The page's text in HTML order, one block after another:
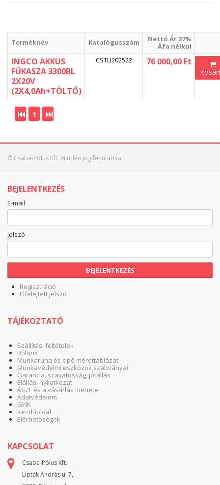
Terméknév Katalógusszám
Nettó Ár 27%
Áfa nélkül
INGCO AKKUS
FŰKASZA 3300BL
2X20V
(2X4,0Ah+TÖLTŐ)
CSTLI202522 76 000,00 Ft
1
© Csaba-Pólus Kft. Minden jog fenntartva
BEJELENTKEZÉS
E-mail
Jelszó
BEJELENTKEZÉS
Regisztráció
Elfelejtett jelszó
TÁJÉKOZTATÓ
Szállítási feltételek
Rólunk
Munkaruha és cipő mérettáblázat
Munkavédelmi eszközök szabványai
Garancia, szavatosság, jótállás
Elállási nyilatkozat
ÁSZF és a vásárlás menete
Adatvédelem
GYIK
Kezdőoldal
Elérhetőségek
KAPCSOLAT
Csaba-Pólus Kft.
Lipták András u. 7,